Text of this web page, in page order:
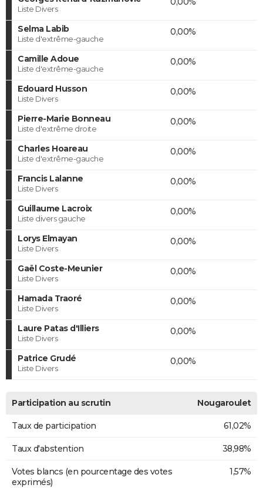
Liste Divers
Selma Labib
Liste d'extrême-gauche
0,00%
Camille Adoue
Liste d'extrême-gauche
0,00%
Edouard Husson
Liste Divers
0,00%
Pierre-Marie Bonneau
Liste d'extrême droite
0,00%
Charles Hoareau
Liste d'extrême-gauche
0,00%
Francis Lalanne
Liste Divers
0,00%
Guillaume Lacroix
Liste divers gauche
0,00%
Lorys Elmayan
Liste Divers
0,00%
Gaël Coste-Meunier
Liste Divers
0,00%
Hamada Traoré
Liste Divers
0,00%
Laure Patas d'Illiers
Liste Divers
0,00%
Patrice Grudé
Liste Divers
0,00%
Participation au scrutin Nougaroulet
Taux de participation 61,02%
Taux d'abstention 38,98%
Votes blancs (en pourcentage des votes
exprimés)
1,57%